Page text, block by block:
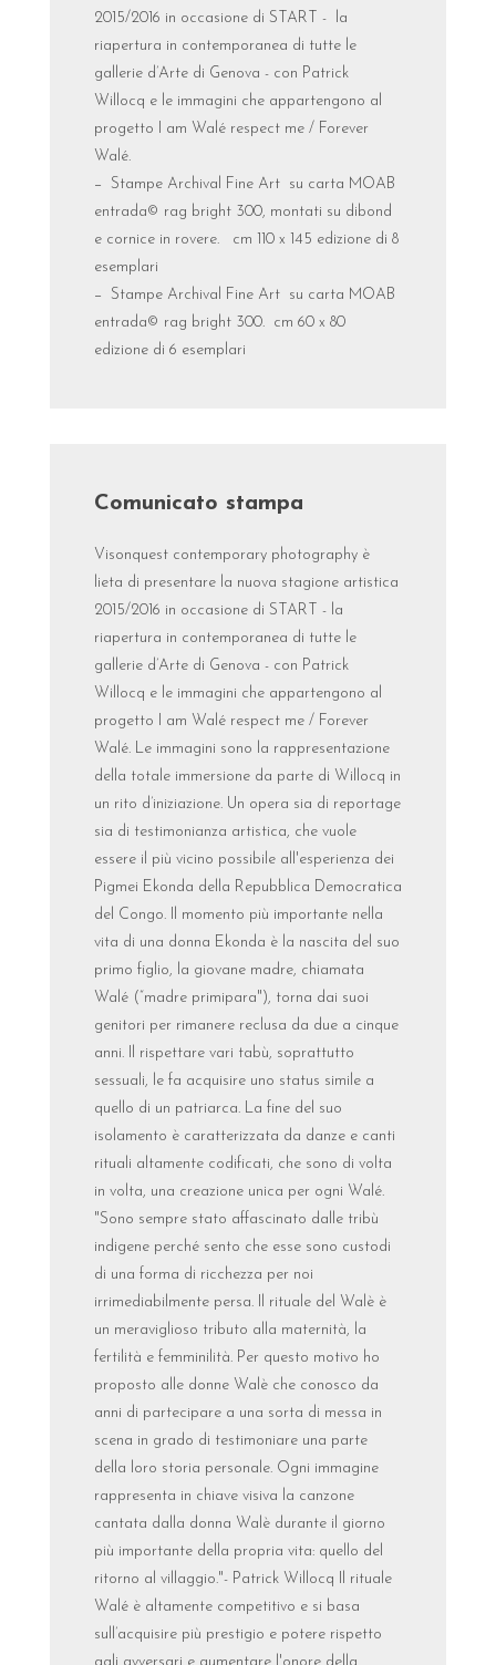
2015/2016 in occasione di START - la
riapertura in contemporanea di tutte le
gallerie d’Arte di Genova - con Patrick
Willocq e le immagini che appartengono al
progetto I am Walé respect me / Forever
Walé.
− Stampe Archival Fine Art su carta MOAB
entrada© rag bright 300, montati su dibond
e cornice in rovere. cm 110 x 145 edizione di 8
esemplari
− Stampe Archival Fine Art su carta MOAB
entrada© rag bright 300. cm 60 x 80
edizione di 6 esemplari
Comunicato stampa
Visonquest contemporary photography è
lieta di presentare la nuova stagione artistica
2015/2016 in occasione di START - la
riapertura in contemporanea di tutte le
gallerie d’Arte di Genova - con Patrick
Willocq e le immagini che appartengono al
progetto I am Walé respect me / Forever
Walé. Le immagini sono la rappresentazione
della totale immersione da parte di Willocq in
un rito d’iniziazione. Un opera sia di reportage
sia di testimonianza artistica, che vuole
essere il più vicino possibile all'esperienza dei
Pigmei Ekonda della Repubblica Democratica
del Congo. Il momento più importante nella
vita di una donna Ekonda è la nascita del suo
primo figlio, la giovane madre, chiamata
Walé (“madre primipara"), torna dai suoi
genitori per rimanere reclusa da due a cinque
anni. Il rispettare vari tabù, soprattutto
sessuali, le fa acquisire uno status simile a
quello di un patriarca. La fine del suo
isolamento è caratterizzata da danze e canti
rituali altamente codificati, che sono di volta
in volta, una creazione unica per ogni Walé.
"Sono sempre stato affascinato dalle tribù
indigene perché sento che esse sono custodi
di una forma di ricchezza per noi
irrimediabilmente persa. Il rituale del Walè è
un meraviglioso tributo alla maternità, la
fertilità e femminilità. Per questo motivo ho
proposto alle donne Walè che conosco da
anni di partecipare a una sorta di messa in
scena in grado di testimoniare una parte
della loro storia personale. Ogni immagine
rappresenta in chiave visiva la canzone
cantata dalla donna Walè durante il giorno
più importante della propria vita: quello del
ritorno al villaggio."- Patrick Willocq Il rituale
Walé è altamente competitivo e si basa
sull’acquisire più prestigio e potere rispetto